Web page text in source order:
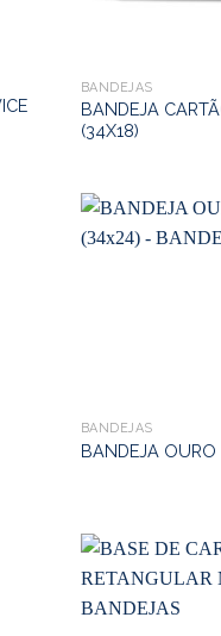
BANDEJAS
BANDEJA
(34X18)
BANDEJAS
BANDEJA OURO